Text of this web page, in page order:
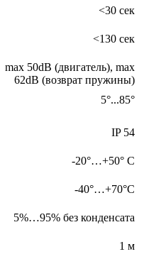
<30 сек
<130 сек
max 50dB (двигатель), max
62dB (возврат пружины)
5°...85°
IP 54
-20°…+50° С
-40°…+70°С
5%…95% без конденсата
1 м